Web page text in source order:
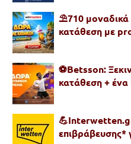
⛱️710
κατάθεση με
⚽Betsson:
κατάθεση +
επιβράβευσης*